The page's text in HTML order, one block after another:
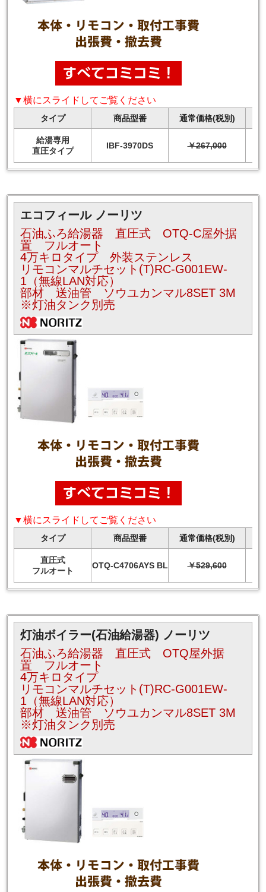
▼横にスライドしてご覧ください
タイプ 商品型番 通常価格(税別)
給湯専用
直圧タイプ
IBF-3970DS ￥267,000
エコフィール ノーリツ
石油ふろ給湯器 直圧式 OTQ-C屋外据
置 フルオート
4万キロタイプ 外装ステンレス
リモコンマルチセット(T)RC-G001EW-
1（無線LAN対応）
部材 送油管 ソウユカンマル8SET 3M
※灯油タンク別売
▼横にスライドしてご覧ください
タイプ 商品型番 通常価格(税別)
直圧式
フルオート
OTQ-C4706AYS BL ￥529,600
灯油ボイラー(石油給湯器) ノーリツ
石油ふろ給湯器 直圧式 OTQ屋外据
置 フルオート
4万キロタイプ
リモコンマルチセット(T)RC-G001EW-
1（無線LAN対応）
部材 送油管 ソウユカンマル8SET 3M
※灯油タンク別売